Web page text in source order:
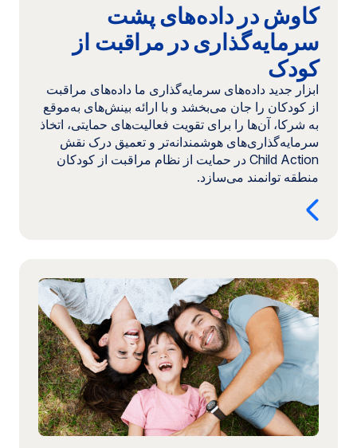
کاوش
داده‌های
پشت
سرمایه‌گذاری
مراقبت
کودک
پنجره
جدید
کاوش در داده‌های پشت
سرمایه‌گذاری در مراقبت از
کودک
ابزار جدید داده‌های سرمایه‌گذاری ما داده‌های مراقبت
از کودکان را جان می‌بخشد و با ارائه بینش‌های به‌موقع
به شرکا، آن‌ها را برای تقویت فعالیت‌های حمایتی، اتخاذ
سرمایه‌گذاری‌های هوشمندانه‌تر و تعمیق درک نقش
Child Action در حمایت از نظام مراقبت از کودکان
منطقه توانمند می‌سازد.
مطلب:
برنامه‌هایی
مراقبت
کودک
تقویت
می‌کنند